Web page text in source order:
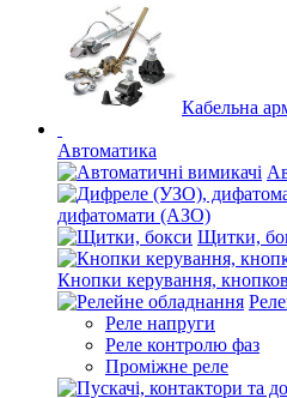
Кабельна
Автоматика
дифатомати (АЗО)
Щитки,
Кнопки керування,
Реле напруги
Реле контролю фаз
Проміжне реле